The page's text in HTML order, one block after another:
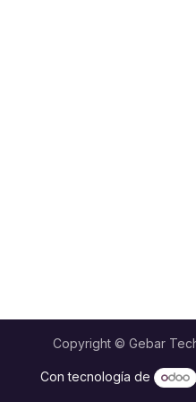
Copyright © Gebar
Con tecnología de